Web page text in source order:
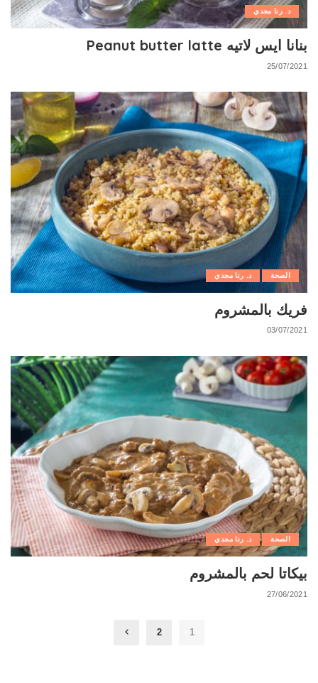
د. رنا مجدي
بنانا ايس لاتيه Peanut butter latte
25/07/2021
الصحة د. رنا مجدي
فريك بالمشروم
03/07/2021
الصحة د. رنا مجدي
بيكاتا لحم بالمشروم
27/06/2021
1
2